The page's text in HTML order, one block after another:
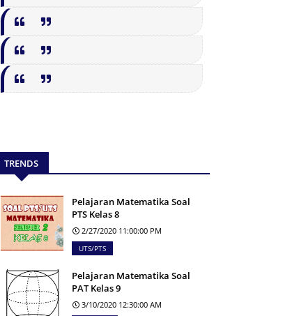
TRENDS
Pelajaran Matematika Soal
PTS Kelas 8
2/27/2020 11:00:00 PM
UTS/PTS
Pelajaran Matematika Soal
PAT Kelas 9
3/10/2020 12:30:00 AM